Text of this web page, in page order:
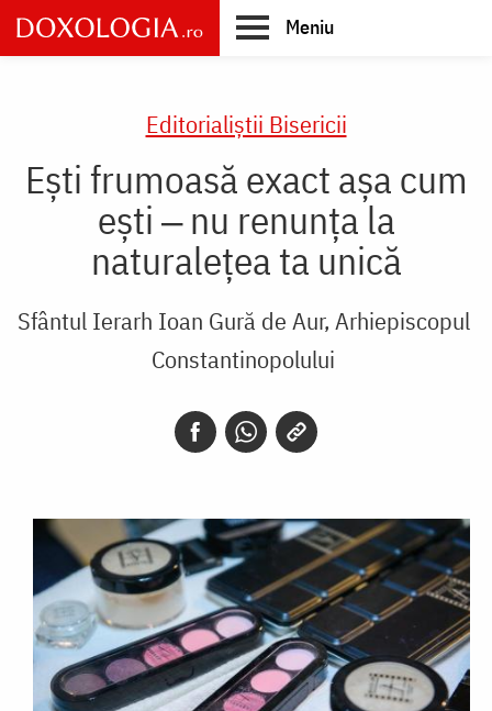
Skip
to
main
Meniu
Editorialiștii Bisericii
Ești frumoasă exact așa cum
ești ‒ nu renunța la
naturalețea ta unică
Sfântul Ierarh Ioan Gură de Aur, Arhiepiscopul
Constantinopolului